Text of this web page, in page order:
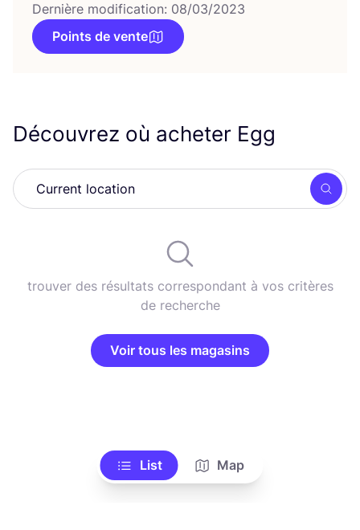
Dernière modification: 08/03/2023
Points de vente
Découvrez où acheter Egg
trouver des résultats correspondant à vos critères
de recherche
Voir tous les magasins
List Map